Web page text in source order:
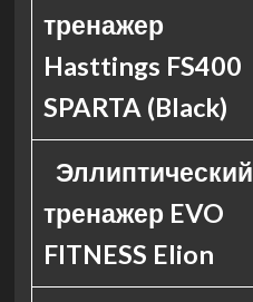
тренажер
Hasttings FS400
SPARTA (Black)
Эллиптический
тренажер EVO
FITNESS Elion